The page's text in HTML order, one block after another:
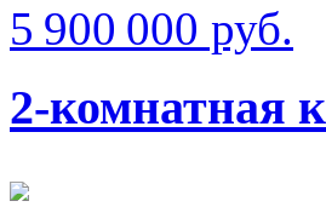
5 900 000 руб.
2-комнатная